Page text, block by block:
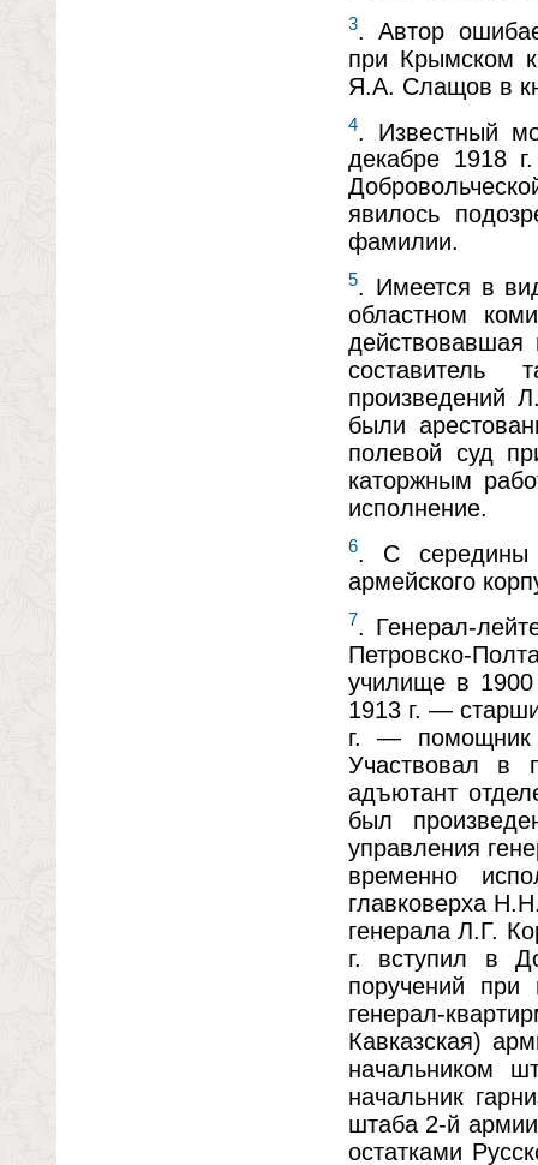
3. Автор
при Крымском
Я.А. Слащов в
4
. Известный
декабре 1918
явилось
фамилии.
5. Имеется в
областном
составитель
произведений
были
полевой суд
каторжным
исполнение.
6. С середины
армейского
7. Генерал-
Петровско-
училище в
1913 г. —
г. — помощник
Участвовал в
адъютант
был
управления
временно
главковерха
генерала Л.Г.
г. вступил в
поручений
генерал-
Кавказская)
начальником
начальник
штаба 2-й
остатками